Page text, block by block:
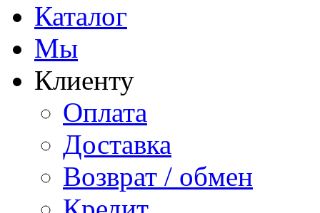
Каталог
Мы
Клиенту
Оплата
Доставка
Возврат / обмен